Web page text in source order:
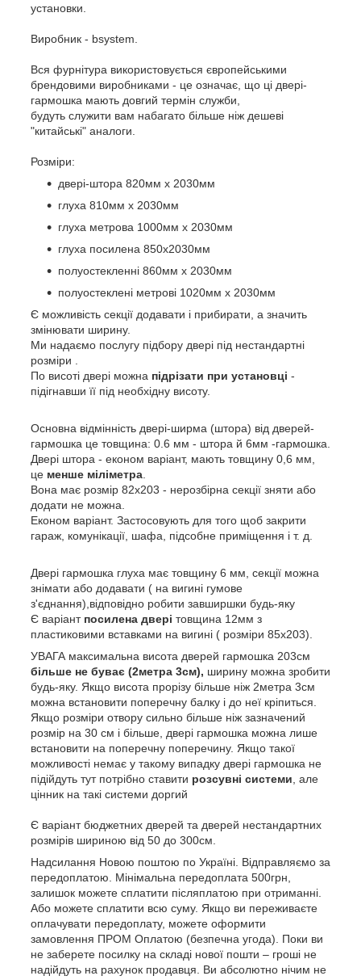
установки.
Виробник - bsystem.
Вся фурнітура використовується європейськими
брендовими виробниками - це означає, що ці двері-
гармошка мають довгий термін служби,
будуть служити вам набагато більше ніж дешеві
"китайські" аналоги.
Розміри:
двері-штора 820мм х 2030мм
глуха 810мм х 2030мм
глуха метрова 1000мм х 2030мм
глуха посилена 850х2030мм
полуостекленні 860мм х 2030мм
полуостеклені метрові 1020мм х 2030мм
Є можливість секції додавати і прибирати, а значить
змінювати ширину.
Ми надаємо послугу підбору двері під нестандартні
розміри .
По висоті двері можна підрізати при установці -
підігнавши її під необхідну висоту.
Основна відмінність двері-ширма (штора) від дверей-
гармошка це товщина: 0.6 мм - штора й 6мм -гармошка.
Двері штора - економ варіант, мають товщину 0,6 мм,
це менше міліметра
Вона має розмір 82х203 - нерозбірна секції зняти або
додати не можна.
Економ варіант. Застосовують для того щоб закрити
гараж, комунікації, шафа, підсобне приміщення і т. д.
Двері гармошка глуха має товщину 6 мм, секції можна
знімати або додавати ( на вигині гумове
з'єднання),відповідно робити завширшки будь-яку
Є варіантпосилена двері товщина 12мм з
пластиковими вставками на вигині ( розміри 85х203).
УВАГА максимальна висота дверей гармошка 203см
більше не буває (2метра 3см), ширину можна зробити
будь-яку. Якщо висота прорізу більше ніж 2метра 3см
можна встановити поперечну балку і до неї кріпиться.
Якщо розміри отвору сильно більше ніж зазначений
розмір на 30 см і більше, двері гармошка можна лише
встановити на поперечну поперечину. Якщо такої
можливості немає у такому випадку двері гармошка не
підійдуть тут потрібно ставити розсувні системи , але
цінник на такі системи доргий
Є варіант бюджетних дверей та дверей нестандартних
розмірів шириною від 50 до 300см.
Надсилання Новою поштою по Україні. Відправляємо за
передоплатою. Мінімальна передоплата 500грн,
залишок можете сплатити післяплатою при отриманні.
Або можете сплатити всю суму. Якщо ви переживаєте
оплачувати передоплату, можете оформити
замовлення ПРОМ Оплатою (безпечна угода). Поки ви
не заберете посилку на складі нової пошти – гроші не
надійдуть на рахунок продавця. Ви абсолютно нічим не